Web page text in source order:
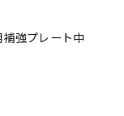
強プレート中